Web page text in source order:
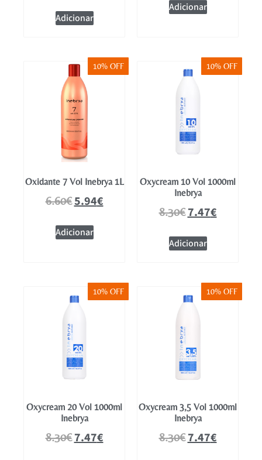
Adicionar
Adicionar
10% OFF
Oxidante 7 Vol Inebrya 1L
6.60€5.94€
Adicionar
10% OFF
Oxycream 10 Vol 1000ml
Inebrya
8.30€7.47€
Adicionar
10% OFF
Oxycream 20 Vol 1000ml
Inebrya
8.30€7.47€
10% OFF
Oxycream 3,5 Vol 1000ml
Inebrya
8.30€7.47€